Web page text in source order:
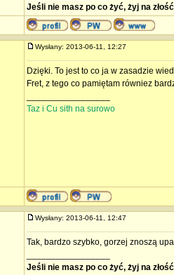
Jeśli nie masz po co żyć, żyj na
Wysłany: 2013-06-11, 12:27
Dzięki. To jest to co ja w zasadzie
Fret, z tego co pamiętam równiez
Taz i Cu sith na surowo
Wysłany: 2013-06-11, 12:47
Tak, bardzo szybko, gorzej znoszą
Jeśli nie masz po co żyć, żyj na